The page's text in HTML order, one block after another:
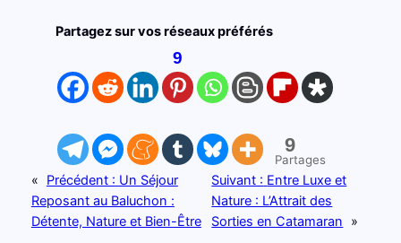
Partagez sur vos réseaux préférés
9
9
Partages
« Précédent : Un Séjour
Reposant au Baluchon :
Détente, Nature et Bien-Être
Suivant : Entre Luxe et
Nature : L’Attrait des
Sorties en Catamaran
»